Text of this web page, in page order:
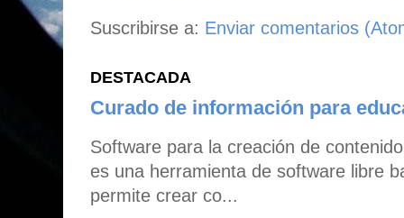
Suscribirse a: Enviar comentarios
DESTACADA
Curado de información para
Software para la creación de
es una herramienta de software libre
permite crear co...